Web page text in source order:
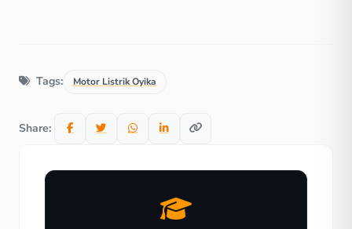
Tags: Motor Listrik Oyika
Share: